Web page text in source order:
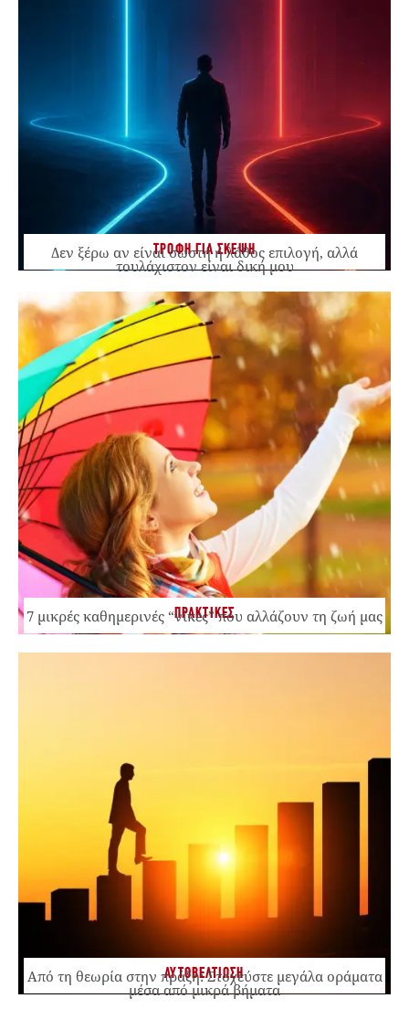
ΤΡΟΦΗ ΓΙΑ ΣΚΕΨΗ
Δεν ξέρω αν είναι σωστή ή λάθος επιλογή, αλλά
τουλάχιστον είναι δική μου
ΠΡΑΚΤΙΚΕΣ
7 μικρές καθημερινές “νίκες” που αλλάζουν τη ζωή μας
ΑΥΤΟΒΕΛΤΙΩΣΗ
Από τη θεωρία στην πράξη: Στοχεύστε μεγάλα οράματα
μέσα από μικρά βήματα